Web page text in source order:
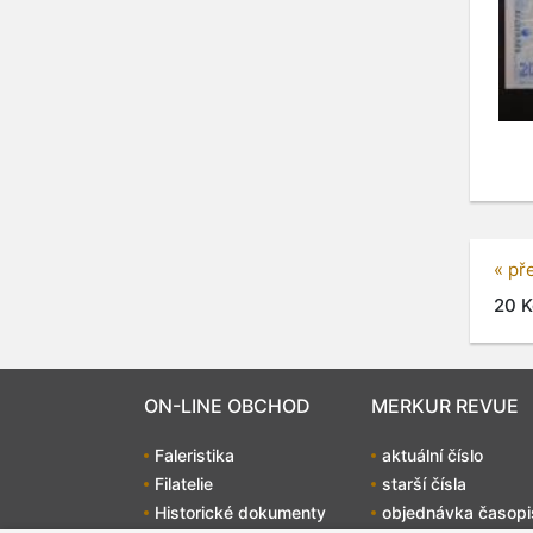
«
20
ON-LINE OBCHOD
Faleristika
Filatelie
Historické dokumenty
MERKUR REVUE
aktuální číslo
starší čísla
objednávka